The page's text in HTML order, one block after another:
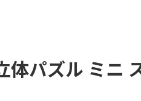
体パズル ミニ